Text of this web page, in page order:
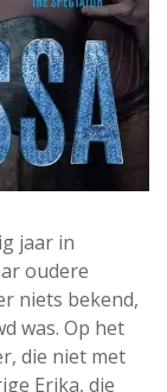
jaar in
oudere
niets bekend,
was. Op het
die niet met
Erika, die